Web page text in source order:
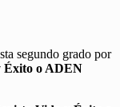
segundo grado por
Éxito o ADEN